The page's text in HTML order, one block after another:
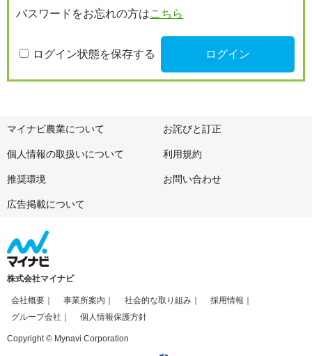
パスワードをお忘れの方はこちら
ログイン状態を保存する
マイナビ農業について お詫びと訂正
個人情報の取扱いについて 利用規約
推奨環境 お問い合わせ
広告掲載について
株式会社マイナビ
会社概要 事業所案内 社会的な取り組み
採用情報
グループ会社
個人情報保護方針
Copyright © Mynavi Corporation